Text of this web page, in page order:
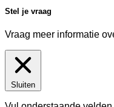
Stel je vraag
Vraag meer informatie
Sluiten